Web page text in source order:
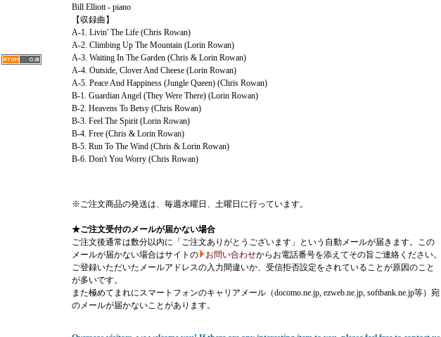
Bill Elliott - piano
【収録曲】
A-1. Livin' The Life (Chris Rowan)
A-2. Climbing Up The Mountain (Lorin Rowan)
A-3. Waiting In The Garden (Chris & Lorin Rowan)
A-4. Outside, Clover And Cheese (Lorin Rowan)
A-5. Peace And Happiness (Jungle Queen) (Chris Rowan)
B-1. Guardian Angel (They Were There) (Lorin Rowan)
B-2. Heavens To Betsy (Chris Rowan)
B-3. Feel The Spirit (Lorin Rowan)
B-4. Free (Chris & Lorin Rowan)
B-5. Run To The Wind (Chris & Lorin Rowan)
B-6. Don't You Worry (Chris Rowan)
※ご注文商品の発送は、毎週水曜日、土曜日に行っています。
★ご注文受付のメールが届かない場合
ご注文後通常は数分以内に「ご注文ありがとうございます」という自動メールが届きます。この
メールが届かない場合はサイトの
お問い合わせからお電話番号を添えてその旨ご連絡ください。
ご登録いただいたメールアドレスの入力間違いか、受信拒否設定をされていることが原因のこと
が多いです。
また極めてまれにスマートフォンのキャリアメール（docomo.ne.jp, ezweb.ne.jp, softbank.ne.jp等）宛
のメールが届かないことがあります。